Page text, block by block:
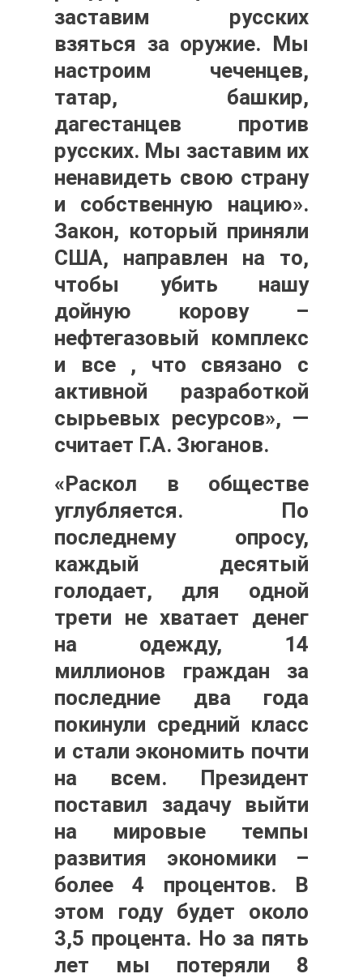
заставим русских
взяться за оружие. Мы
настроим чеченцев,
татар, башкир,
дагестанцев против
русских. Мы заставим их
ненавидеть свою страну
и собственную нацию».
Закон, который приняли
США, направлен на то,
чтобы убить нашу
дойную корову –
нефтегазовый комплекс
и все , что связано с
активной разработкой
сырьевых ресурсов», —
считает Г.А. Зюганов.
«Раскол в обществе
углубляется. По
последнему опросу,
каждый десятый
голодает, для одной
трети не хватает денег
на одежду, 14
миллионов граждан за
последние два года
покинули средний класс
и стали экономить почти
на всем. Президент
поставил задачу выйти
на мировые темпы
развития экономики –
более 4 процентов. В
этом году будет около
3,5 процента. Но за пять
лет мы потеряли 8